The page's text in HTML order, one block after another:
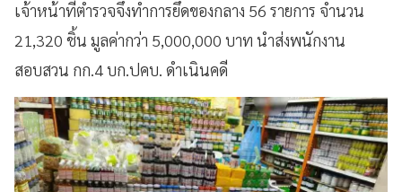
เจ้าหน้าที่ตำรวจจึงทำการยึดของกลาง 56 รายการ จำนวน
21,320 ชิ้น มูลค่ากว่า 5,000,000 บาท นำส่งพนักงาน
สอบสวน กก.4 บก.ปคบ. ดำเนินคดี